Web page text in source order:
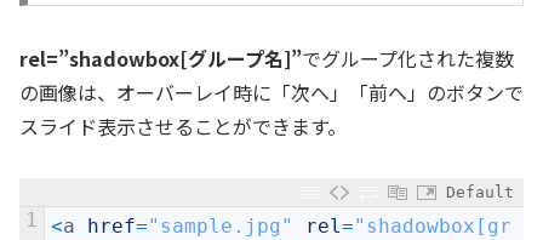
rel=”shadowbox[グループ名]”でグループ化された複数
の画像は、オーバーレイ時に「次へ」「前へ」のボタンで
スライド表示させることができます。
Default
1 <a href="sample.jpg" rel="shadowbox[gr